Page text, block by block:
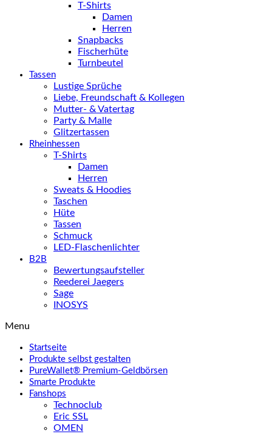
T-Shirts
Damen
Herren
Snapbacks
Fischerhüte
Turnbeutel
Tassen
Lustige Sprüche
Liebe, Freundschaft & Kollegen
Mutter- & Vatertag
Party & Malle
Glitzertassen
Rheinhessen
T-Shirts
Damen
Herren
Sweats & Hoodies
Taschen
Hüte
Tassen
Schmuck
LED-Flaschenlichter
B2B
Bewertungsaufsteller
Reederei Jaegers
Sage
INOSYS
Menu
Startseite
Produkte selbst gestalten
PureWallet® Premium-Geldbörsen
Smarte Produkte
Fanshops
Technoclub
Eric SSL
OMEN